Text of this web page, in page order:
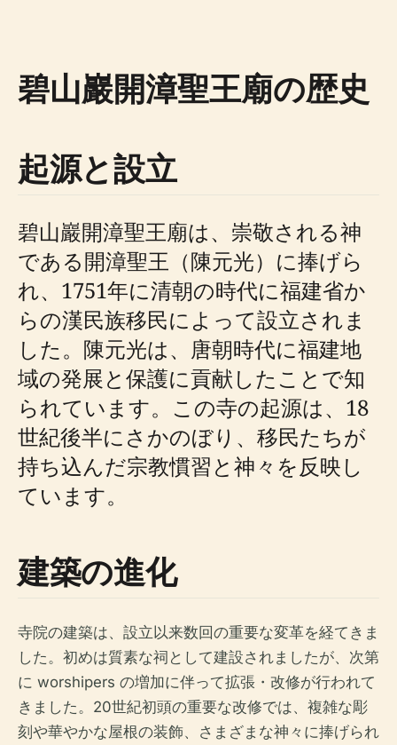
碧山巖開漳聖王廟の歴史
起源と設立
碧山巖開漳聖王廟は、崇敬される神
である開漳聖王（陳元光）に捧げら
れ、1751年に清朝の時代に福建省か
らの漢民族移民によって設立されま
した。陳元光は、唐朝時代に福建地
域の発展と保護に貢献したことで知
られています。この寺の起源は、18
世紀後半にさかのぼり、移民たちが
持ち込んだ宗教慣習と神々を反映し
ています。
建築の進化
寺院の建築は、設立以来数回の重要な変革を経てきま
した。初めは質素な祠として建設されましたが、次第
に worshipers の増加に伴って拡張・改修が行われて
きました。20世紀初頭の重要な改修では、複雑な彫
刻や華やかな屋根の装飾、さまざまな神々に捧げられ